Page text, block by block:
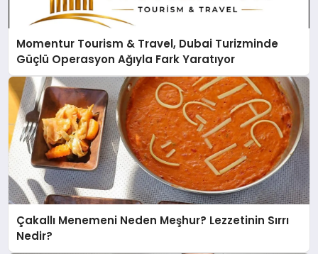
Momentur Tourism & Travel, Dubai Turizminde
Güçlü Operasyon Ağıyla Fark Yaratıyor
Çakallı Menemeni Neden Meşhur? Lezzetinin Sırrı
Nedir?